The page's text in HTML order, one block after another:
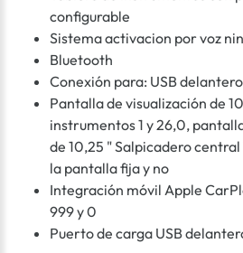
configurable
Sistema activacion por voz
Bluetooth
Conexión para: USB
Pantalla de visualización de
instrumentos 1 y 26,0,
de 10,25 " Salpicadero
la pantalla fija y no
Integración móvil Apple
999 y 0
Puerto de carga USB